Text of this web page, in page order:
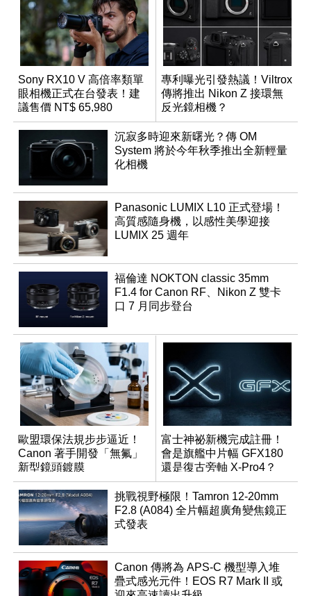
Sony RX10 V 高倍率類單
眼相機正式在台發表！建
議售價 NT$ 65,980
專利曝光引發熱議！Viltrox
傳將推出 Nikon Z 接環無
反光鏡相機？
沉寂多時迎來新曙光？傳 OM
System 將於今年秋季推出全新輕量
化相機
Panasonic LUMIX L10 正式登場！
高質感隨身機，以感性美學迎接
LUMIX 25 週年
福倫達 NOKTON classic 35mm
F1.4 for Canon RF、Nikon Z 雙卡
口 7 月同步登台
歐盟環保法規步步逼近！
Canon 著手開發「無氟」
新型鏡頭鍍膜
富士神祕新機完成註冊！
會是旗艦中片幅 GFX180
還是復古旁軸 X-Pro4？
挑戰視野極限！Tamron 12-20mm
F2.8 (A084) 全片幅超廣角變焦鏡正
式發表
Canon 傳將為 APS-C 機型導入堆
疊式感光元件！EOS R7 Mark II 或